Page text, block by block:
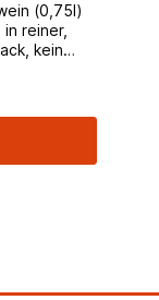
(0,75l)
reiner,
kein
langweilig